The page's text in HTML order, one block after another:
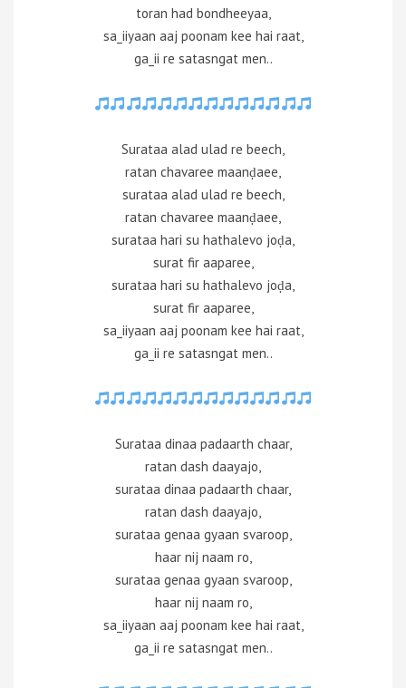
toran had bondheeyaa,
sa_iiyaan aaj poonam kee hai raat,
ga_ii re satasngat men..
Surataa alad ulad re beech,
ratan chavaree maanḍaee,
surataa alad ulad re beech,
ratan chavaree maanḍaee,
surataa hari su hathalevo joḍa,
surat fir aaparee,
surataa hari su hathalevo joḍa,
surat fir aaparee,
sa_iiyaan aaj poonam kee hai raat,
ga_ii re satasngat men..
Surataa dinaa padaarth chaar,
ratan dash daayajo,
surataa dinaa padaarth chaar,
ratan dash daayajo,
surataa genaa gyaan svaroop,
haar nij naam ro,
surataa genaa gyaan svaroop,
haar nij naam ro,
sa_iiyaan aaj poonam kee hai raat,
ga_ii re satasngat men..